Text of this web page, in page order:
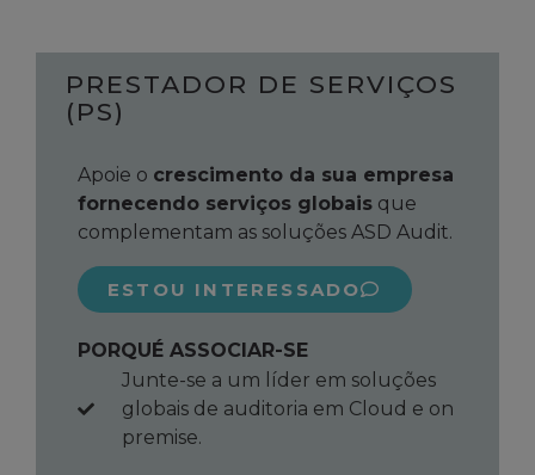
PRESTADOR DE SERVIÇOS
(PS)
Apoie o crescimento da sua empresa
fornecendo serviços globais que
complementam as soluções ASD Audit.
ESTOU INTERESSADO
PORQUÉ ASSOCIAR-SE
Junte-se a um líder em soluções
globais de auditoria em Cloud e on
premise.